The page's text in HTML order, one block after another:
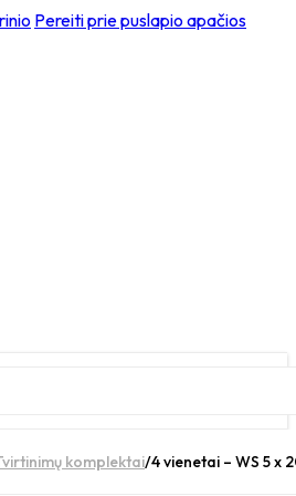
Pereiti prie puslapio apačios
komplektai/4 vienetai – WS 5 x